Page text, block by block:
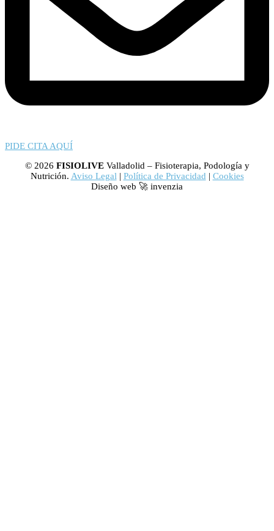
PIDE CITA AQUÍ
© 2026 FISIOLIVEValladolid – Fisioterapia, Podología y
Nutrición. Aviso Legal | Política de Privacidad | Cookies
Diseño web 🚀 invenzia